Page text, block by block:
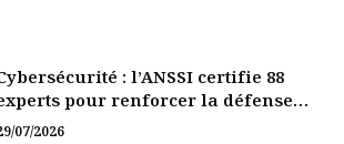
: l’ANSSI certifie 88
pour renforcer la défense
de la Côte d’Ivoire
07/2026